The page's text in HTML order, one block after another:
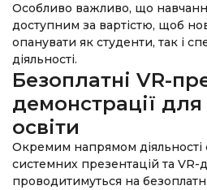
Особливо важливо, що
доступним за вартістю, щоб
опанувати як студенти, так і
діяльності.
Безоплатні VR-
демонстрації для
освіти
Окремим напрямом діяльності
системних презентацій та VR-
проводитимуться на